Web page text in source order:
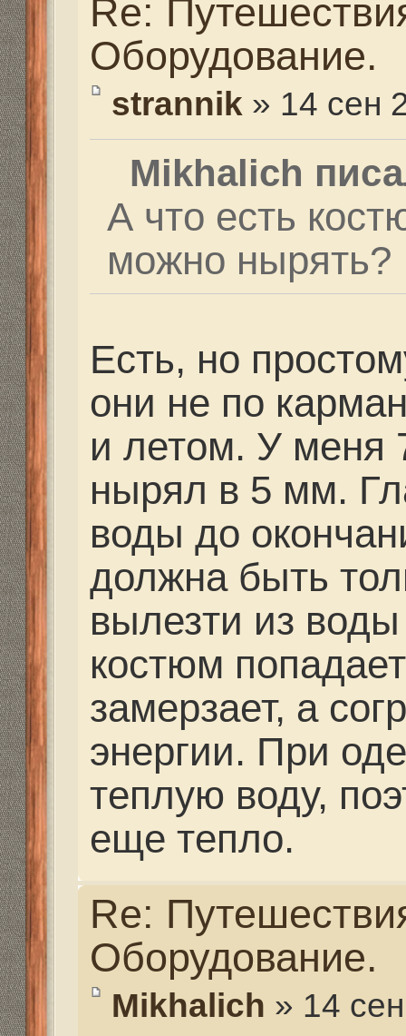
strannik » 14 сен 2013,
Mikhalich писал(а):
Маски тоже какие то
есть?
масок полно!!! Но на
нужно гнаться за
брать удобную маску
противоречивых
сплошного и
нравится сплошное,
видно.
Вернуться в Снаряжение
Структура сайта Все о 555hf.tv Правила
Реквизиты
© 2009-2019. Копирование материалов с сайта